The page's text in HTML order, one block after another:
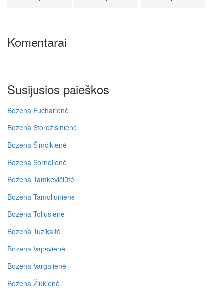
Komentarai
Susijusios paieškos
Bozena Pucharienė
Bozena Storožišinienė
Bozena Šimčikienė
Bozena Šornelienė
Bozena Tamkevičiūtė
Bozena Tamoliūnienė
Bozena Toliušienė
Bozena Tuzikaitė
Bozena Vapsvienė
Bozena Vargalienė
Bozena Žiukienė